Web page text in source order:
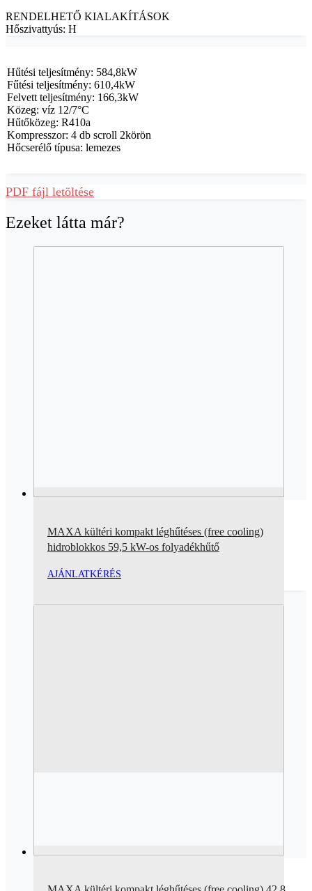
RENDELHETŐ KIALAKÍTÁSOK
Hőszivattyús: H
Hűtési teljesítmény: 584,8kW
Fűtési teljesítmény: 610,4kW
Felvett teljesítmény: 166,3kW
Közeg: víz 12/7°C
Hűtőközeg: R410a
Kompresszor: 4 db scroll 2körön
Hőcserélő típusa: lemezes
PDF fájl letöltése
Ezeket látta már?
MAXA kültéri kompakt léghűtéses (free cooling)
hidroblokkos 59,5 kW-os folyadékhűtő
AJÁNLATKÉRÉS